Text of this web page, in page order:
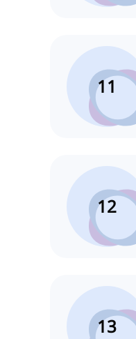
11
12
13